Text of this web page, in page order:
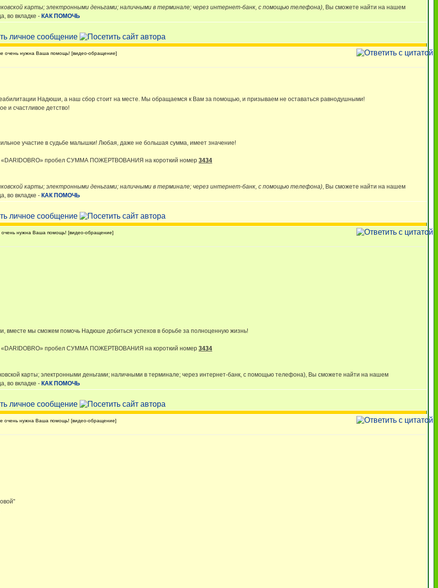
карты; электронными деньгами; наличными в терминале; через интернет-банк, с помощью телефона), Вы сможете найти на нашем
во вкладке - КАК ПОМОЧЬ
очень нужна Ваша помощь! [видео-обращение]
Надюши, а наш сбор стоит на месте. Мы обращаемся к Вам за помощью, и призываем не оставаться равнодушными!
и счастливое детство!
участие в судьбе малышки! Любая, даже не большая сумма, имеет значение!
пробел СУММА ПОЖЕРТВОВАНИЯ на короткий номер 3434
карты; электронными деньгами; наличными в терминале; через интернет-банк, с помощью телефона), Вы сможете найти на нашем
во вкладке - КАК ПОМОЧЬ
нужна Ваша помощь! [видео-обращение]
вместе мы сможем помочь Надюше добиться успехов в борьбе за полноценную жизнь!
пробел СУММА ПОЖЕРТВОВАНИЯ на короткий номер 3434
карты; электронными деньгами; наличными в терминале; через интернет-банк, с помощью телефона), Вы сможете найти на нашем
во вкладке - КАК ПОМОЧЬ
очень нужна Ваша помощь! [видео-обращение]